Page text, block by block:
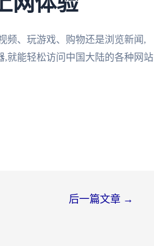
频、玩游戏、购物还是浏览新闻,
就能轻松访问中国大陆的各种网站
后一篇文章 →